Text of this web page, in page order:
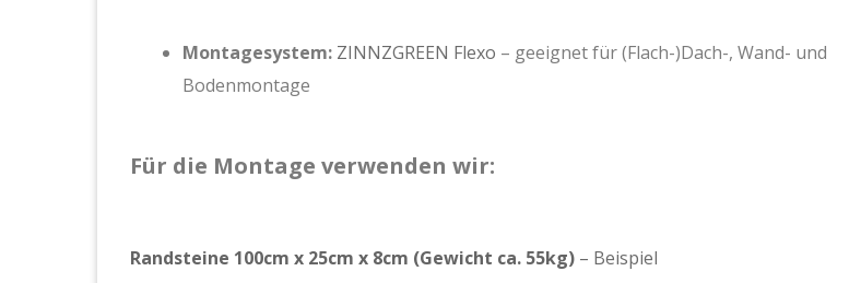
Montagesystem: ZINNZGREEN Flexo – geeignet für (Flach-)Dach-, Wand- und
Bodenmontage
Für die Montage verwenden wir:
Randsteine 100cm x 25cm x 8cm (Gewicht ca. 55kg) – Beispiel